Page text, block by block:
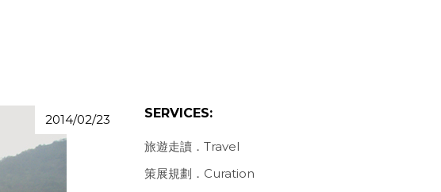
2014/02/23 SERVICES:
旅遊走讀．Travel
策展規劃．Curation